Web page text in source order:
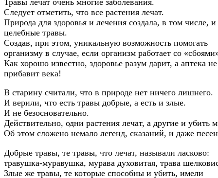
Травы лечат очень многие заболевания.
Следует отметить, что все растения лечат.
Природа для здоровья и лечения создала, в том числе, и
целебные травы.
Создав, при этом, уникальную возможность помогать
организму в случае, если организм работает со
Как хорошо известно, здоровье разум дарит, а аптека не
прибавит века!
В старину считали, что в природе нет ничего лишнего.
И верили, что есть травы добрые, а есть и злые.
И не безосновательно.
Действительно, одни растения лечат, а другие и убить
Об этом сложено немало легенд, сказаний, и даже
Добрые травы, те травы, что лечат, называли ласково:
травушка-муравушка, мурава духовитая, трава
Злые же травы, те которые способны и убить, имели